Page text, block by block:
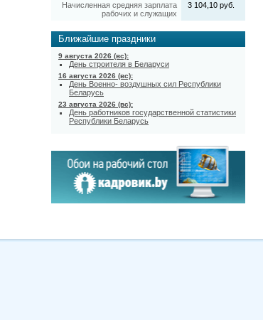
Начисленная средняя зарплата
рабочих и служащих
3 104,10 руб.
Ближайшие праздники
9 августа 2026 (вс):
День строителя в Беларуси
16 августа 2026 (вс):
День Военно- воздушных сил Республики
Беларусь
23 августа 2026 (вс):
День работников государственной статистики
Республики Беларусь